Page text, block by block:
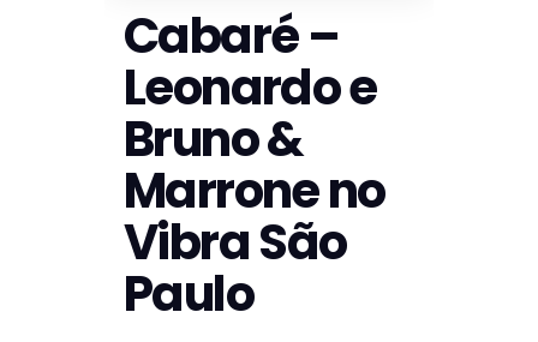
Cabaré –
Leonardo e
Bruno &
Marrone no
Vibra São
Paulo